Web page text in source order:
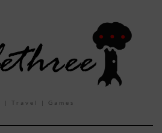
| Travel | Games